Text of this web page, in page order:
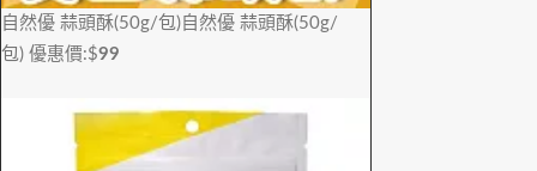
自然優 蒜頭酥(50g/包) 自然優 蒜頭酥(50g/
包) 優惠價:$99